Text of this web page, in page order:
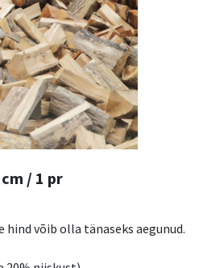
/ 1 pr
hind võib olla tänaseks aegunud.